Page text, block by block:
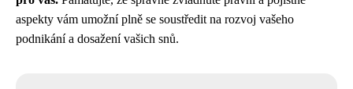
aspekty vám umožní plně se soustředit na rozvoj vašeho
podnikání a dosažení vašich snů.